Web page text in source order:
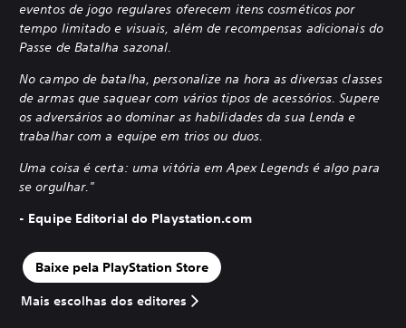
eventos de jogo regulares oferecem itens cosméticos por
tempo limitado e visuais, além de recompensas adicionais do
Passe de Batalha sazonal.
No campo de batalha, personalize na hora as diversas classes
de armas que saquear com vários tipos de acessórios. Supere
os adversários ao dominar as habilidades da sua Lenda e
trabalhar com a equipe em trios ou duos.
Uma coisa é certa: uma vitória em Apex Legends é algo para
se orgulhar."
- Equipe Editorial do Playstation.com
Baixe pela PlayStation Store
Mais escolhas dos editores